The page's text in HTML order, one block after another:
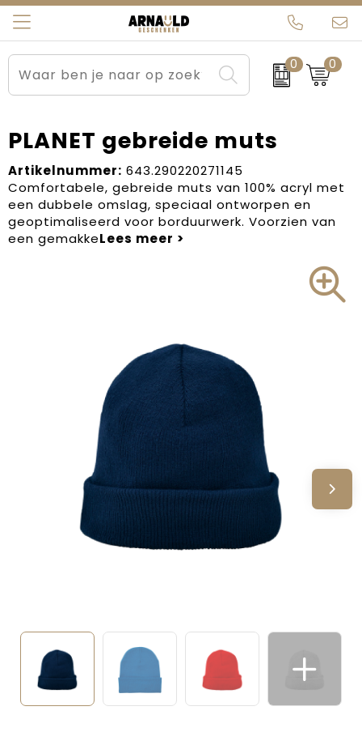
0 0
Relatiegeschenken
Sportkleding
Werkkleding
Kleding en textiel
Tassen
Beurs en Evenementen
Brievenbuspakketten
Carnaval
Dag van de Zorg
Kerstartikelen
Verjaardagen
Voetbal, EK en WK
Voor de bouw
Zomergeschenken
Arnauld Kerstpakketten
MijnEigenKadootje
Ons team
Contact
Blogs
PLANET gebreide muts
Artikelnummer: 643.290220271145
Comfortabele, gebreide muts van 100% acryl met
een dubbele omslag, speciaal ontworpen en
geoptimaliseerd voor borduurwerk. Voorzien van
een gemakke